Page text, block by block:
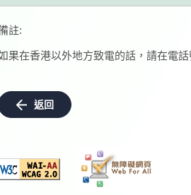
註:
果在香港以外地方致電的話，請在電
返回